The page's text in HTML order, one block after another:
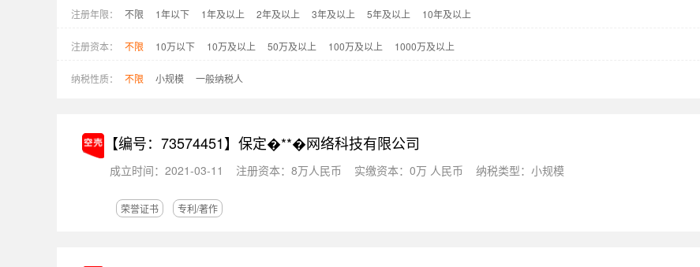
注册年限： 不限 1年以下 1年及以上 2年及以上 3年及以上 5年及以上 10年及以上
注册资本： 不限 10万以下 10万及以上 50万及以上 100万及以上 1000万及以上
纳税性质： 不限 小规模 一般纳税人
【编号：73574451】 保定�**�网络科技有限公司
成立时间：2021-03-11 注册资本：8万人民币 实缴资本：0万 人民币 纳税类型：小规模
荣誉证书 专利/著作